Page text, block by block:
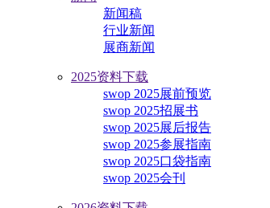
新闻稿
行业新闻
展商新闻
2025资料下载
swop 2025展前预览
swop 2025招展书
swop 2025展后报告
swop 2025参展指南
swop 2025口袋指南
swop 2025会刊